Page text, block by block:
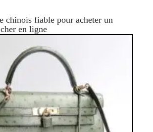
chinois fiable pour acheter un
en ligne